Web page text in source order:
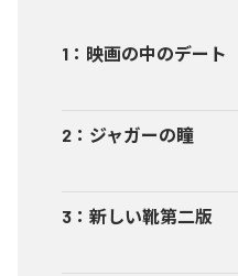
1 ： 映画の中のデート
2 ： ジャガーの瞳
3 ： 新しい靴第二版